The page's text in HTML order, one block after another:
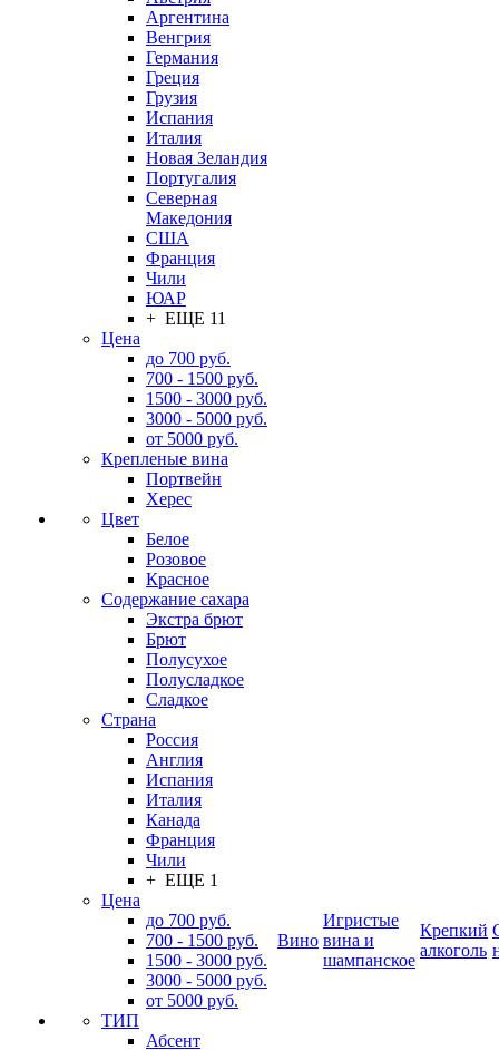
Аргентина
Венгрия
Германия
Греция
Грузия
Испания
Италия
Новая Зеландия
Португалия
Северная
Македония
США
Франция
Чили
ЮАР
+ ЕЩЕ 11
Цена
до 700 руб.
700 - 1500 руб.
1500 - 3000 руб.
3000 - 5000 руб.
от 5000 руб.
Крепленые вина
Портвейн
Херес
Цвет
Белое
Розовое
Красное
Содержание сахара
Экстра брют
Брют
Полусухое
Полусладкое
Сладкое
Страна
Россия
Англия
Испания
Италия
Канада
Франция
Чили
+ ЕЩЕ 1
Цена
до 700 руб.
700 - 1500 руб.
1500 - 3000 руб.
3000 - 5000 руб.
от 5000 руб.
ТИП
Абсент
Вино
Игристые
вина и
шампанское
Крепкий
алкоголь